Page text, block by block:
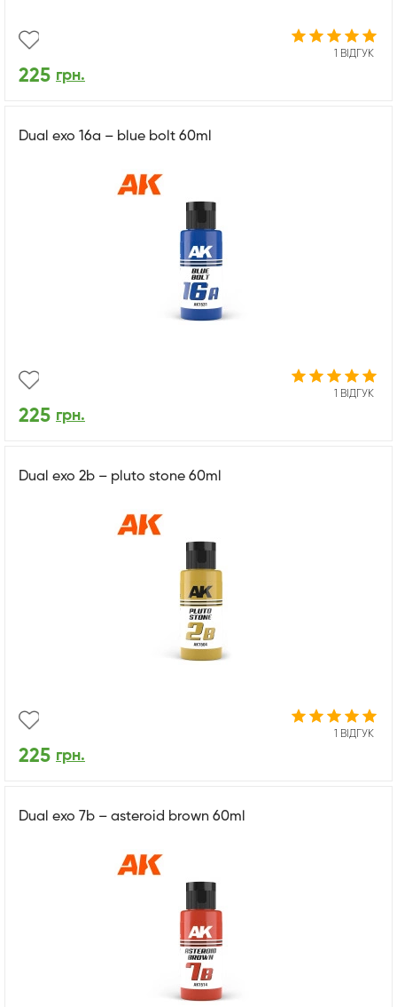
1 ВІДГУК
225 грн.
Dual exo 16a – blue bolt 60ml
1 ВІДГУК
225 грн.
Dual exo 2b – pluto stone 60ml
1 ВІДГУК
225 грн.
Dual exo 7b – asteroid brown 60ml